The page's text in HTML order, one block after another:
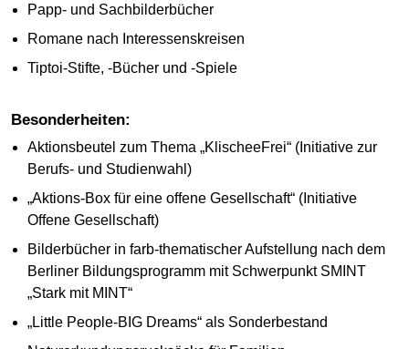
Papp- und Sachbilderbücher
Romane nach Interessenskreisen
Tiptoi-Stifte, -Bücher und -Spiele
Besonderheiten:
Aktionsbeutel zum Thema „KlischeeFrei“ (Initiative zur
Berufs- und Studienwahl)
„Aktions-Box für eine offene Gesellschaft“ (Initiative
Offene Gesellschaft)
Bilderbücher in farb-thematischer Aufstellung nach dem
Berliner Bildungsprogramm mit Schwerpunkt SMINT
„Stark mit MINT“
„Little People-BIG Dreams“ als Sonderbestand